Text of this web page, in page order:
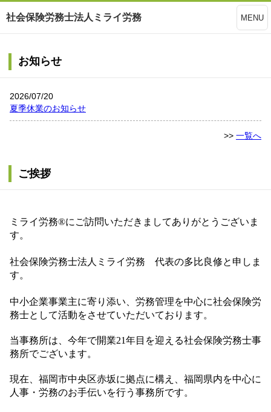
社会保険労務士法人ミライ労務 MENU
お知らせ
2026/07/20
夏季休業のお知らせ
>> 一覧へ
ご挨拶
ミライ労務®にご訪問いただきましてありがとうございま
す。
社会保険労務士法人ミライ労務 代表の多比良修と申しま
す。
中小企業事業主に寄り添い、労務管理を中心に社会保険労
務士として活動をさせていただいております。
当事務所は、今年で開業21年目を迎える社会保険労務士事
務所でございます。
現在、福岡市中央区赤坂に拠点に構え、福岡県内を中心に
人事・労務のお手伝いを行う事務所です。